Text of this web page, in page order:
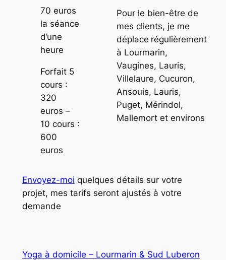
70 euros
la séance
d’une
heure
Forfait 5
cours :
320
euros –
10 cours :
600
euros
Pour le bien-être de
mes clients, je me
déplace régulièrement
à Lourmarin,
Vaugines, Lauris,
Villelaure, Cucuron,
Ansouis, Lauris,
Puget, Mérindol,
Mallemort et environs
Envoyez-moi quelques détails sur votre
projet, mes tarifs seront ajustés à votre
demande
Yoga à domicile – Lourmarin & Sud Luberon